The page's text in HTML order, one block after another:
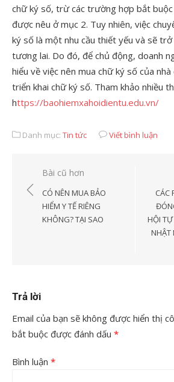
chữ ký số, trừ các trường hợp bắt
được nêu ở mục 2. Tuy nhiên, việc
ký số là một nhu cầu thiết yếu và sẽ
tương lai. Do đó, để chủ động, doanh
hiểu về việc nên mua chữ ký số của
triển khai chữ ký số. Tham khảo nhiều
https://baohiemxahoidientu.edu.vn/
Danh mục: Tin tức Viết bình luận
Điều
hướng
viết
Bài cũ hơn
CÓ NÊN MUA BẢO
HIỂM Y TẾ RIÊNG
KHÔNG? TẠI SAO
CÁC
HỘI TỰ
NHẬT
Trả lời
Email của bạn sẽ không được hiển thị
bắt buộc được đánh dấu *
Bình luận *